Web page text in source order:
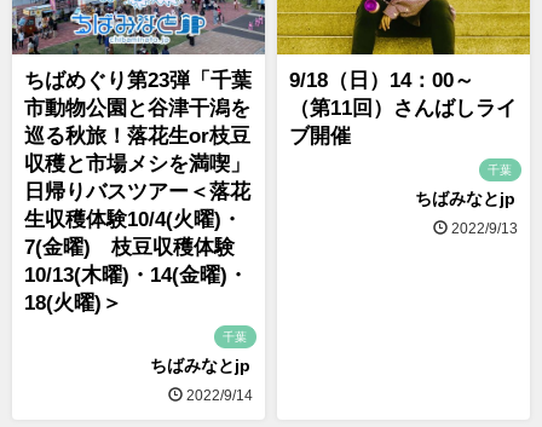
ちばめぐり第23弾「千葉
市動物公園と谷津干潟を
巡る秋旅！落花生or枝豆
収穫と市場メシを満喫」
日帰りバスツアー＜落花
生収穫体験10/4(火曜)・
7(金曜) 枝豆収穫体験
10/13(木曜)・14(金曜)・
18(火曜)＞
千葉
ちばみなとjp
2022/9/14
9/18（日）14：00～
（第11回）さんばしライ
ブ開催
千葉
ちばみなとjp
2022/9/13